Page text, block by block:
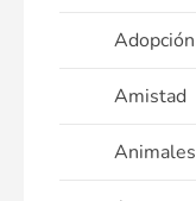
Adopción
Amistad
Animales